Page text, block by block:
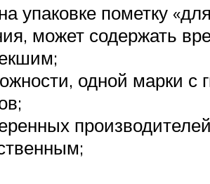
пометку
может содержать
одной марки с